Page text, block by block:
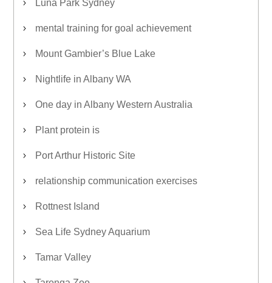
Luna Park Sydney
mental training for goal achievement
Mount Gambier’s Blue Lake
Nightlife in Albany WA
One day in Albany Western Australia
Plant protein is
Port Arthur Historic Site
relationship communication exercises
Rottnest Island
Sea Life Sydney Aquarium
Tamar Valley